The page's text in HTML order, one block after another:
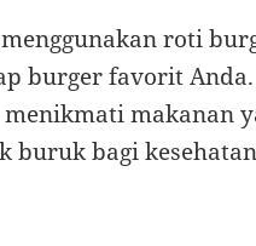
roti
burger favorit
makanan
buruk bagi